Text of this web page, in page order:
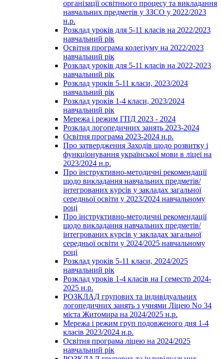
організації освітнього процесу та викладання
навчальних предметів у ЗЗСО у 2022/2023
н.р.
Розклад уроків для 5-11 класів на 2022/2023
навчальний рік
Освітня програма колегіуму на 2022/2023
навчальний рік
Розклад уроків для 5-11 класів на 2022-2023
навчальний рік
Розклад уроків 5-11 класи, 2023/2024
навчальний рік
Розклад уроків 1-4 класи, 2023/2024
навчальний рік
Мережа і режим ГПД 2023 - 2024
Розклад логопедичних занять 2023-2024
Освітня програма 2023-2024 н.р.
Про затвердження Заходів щодо розвитку і
функціонування української мови в ліцеї на
2023/2024 н.р.
Про інструктивно-методичні рекомендації
щодо викладання навчальних предметів/
інтегрованих курсів у закладах загальної
середньої освіти у 2023/2024 навчальному
році
Про інструктивно-методичні рекомендації
щодо викладання навчальних предметів/
інтегрованих курсів у закладах загальної
середньої освіти у 2024/2025 навчальному
році
Розклад уроків 5-11 класи, 2024/2025
навчальний рік
Розклад уроків 1-4 класів на І семестр 2024-
2025 н.р.
РОЗКЛАД групових та індивідуальних
логопедичних занять з учнями Ліцею No 34
міста Житомира на 2024/2025 н.р.
Мережа і режим груп подовженого дня 1-4
класів 2023/2024 н.р.
Освітня програма ліцею на 2024/2025
навчальний рік